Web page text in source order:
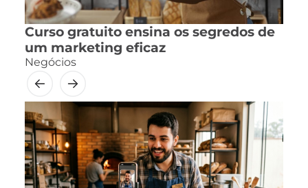
Curso gratuito ensina os segredos de
um marketing eficaz
Negócios